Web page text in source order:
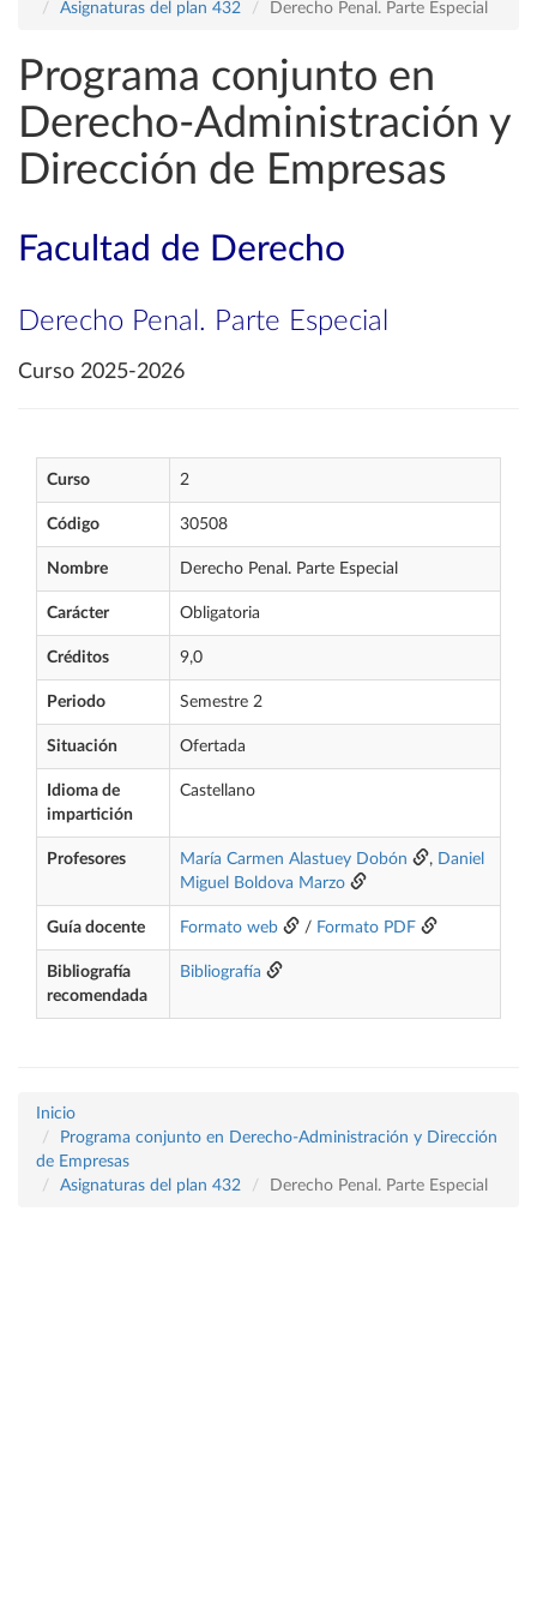
Asignaturas del plan 432
Derecho Penal. Parte Especial
Programa conjunto en
Derecho-Administración y
Dirección de Empresas
Facultad de Derecho
Derecho Penal. Parte Especial
Curso 2025-2026
Curso 2
Código 30508
Nombre Derecho Penal. Parte Especial
Carácter Obligatoria
Créditos 9,0
Periodo Semestre 2
Situación Ofertada
Idioma de
impartición
Castellano
Profesores María Carmen Alastuey Dobón , Daniel
Miguel Boldova Marzo
Guía docente Formato web / Formato PDF
Bibliografía
recomendada
Bibliografía
Inicio
Programa conjunto en Derecho-Administración y Dirección
de Empresas
Asignaturas del plan 432
Derecho Penal. Parte Especial